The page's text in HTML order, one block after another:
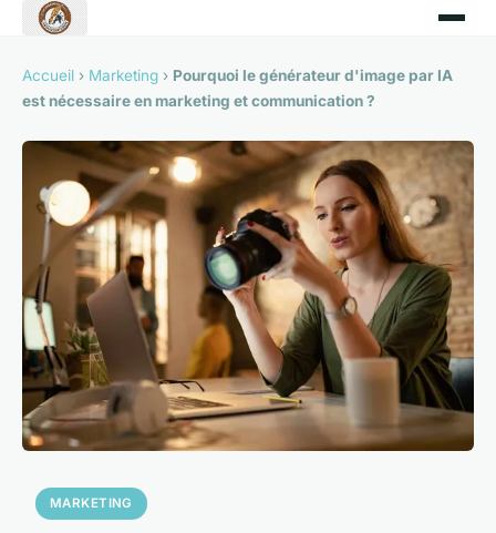
Accueil › Marketing › Pourquoi le générateur d'image par IA
est nécessaire en marketing et communication ?
MARKETING